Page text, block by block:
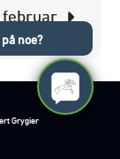
Grygier
noe?